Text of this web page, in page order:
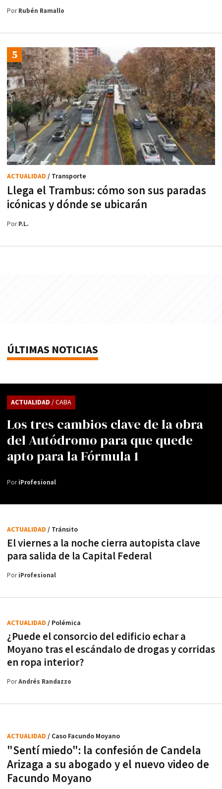
PorRubén Ramallo
Llega el Trambus: cómo son sus paradas
icónicas y dónde se ubicarán
ACTUALIDAD / Transporte
PorP.L.
ÚLTIMAS NOTICIAS
Los tres cambios clave de la obra
del Autódromo para que quede
apto para la Fórmula 1
ACTUALIDAD / CABA
PoriProfesional
El viernes a la noche cierra autopista clave
para salida de la Capital Federal
ACTUALIDAD / Tránsito
PoriProfesional
¿Puede el consorcio del edificio echar a
Moyano tras el escándalo de drogas y corridas
en ropa interior?
ACTUALIDAD / Polémica
PorAndrés Randazzo
"Sentí miedo": la confesión de Candela
Arizaga a su abogado y el nuevo video de
Facundo Moyano
ACTUALIDAD / Caso Facundo Moyano